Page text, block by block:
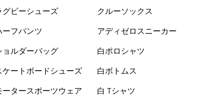
グビーシューズ
ーフパンツ
ョルダーバッグ
ケートボードシューズ
ータースポーツウェア
クルーソックス
アディゼロスニーカー
白ポロシャツ
白ボトムス
白 Tシャツ